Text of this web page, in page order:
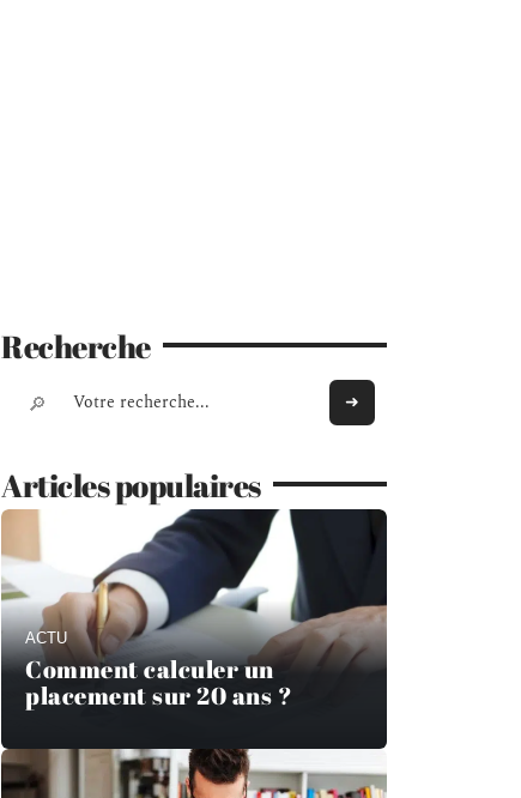
Recherche
Articles populaires
ACTU
Comment calculer un
placement sur 20 ans ?